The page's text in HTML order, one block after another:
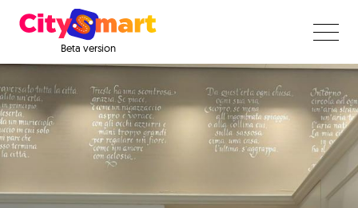
Beta version